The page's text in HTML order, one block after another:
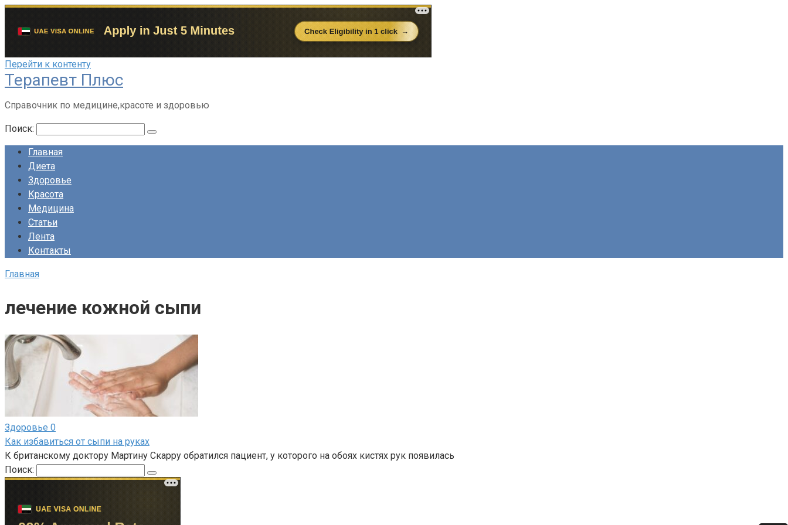
Перейти к контенту
Терапевт Плюс
Справочник по медицине,красоте и здоровью
Поиск:
Главная
Диета
Здоровье
Красота
Медицина
Статьи
Лента
Контакты
Главная
лечение кожной сыпи
Здоровье 0
Как избавиться от сыпи на руках
К британскому доктору Мартину Скарру обратился пациент, у которого на обоях кистях рук появилась
Поиск: